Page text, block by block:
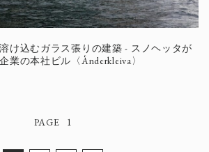
け込むガラス張りの建築 - スノヘッタが
業の本社ビル〈Ånderkleiva〉
1